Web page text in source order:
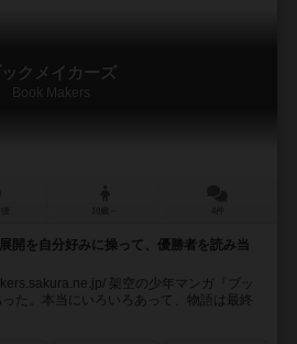
ックメイカーズ
Book Makers
開を自分好みに操って、優勝者を読み当
架空の少年マンガ『ブッ
た。本当にいろいろあって、物語は最終